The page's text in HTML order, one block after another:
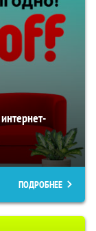
ПОДРОБНЕЕ